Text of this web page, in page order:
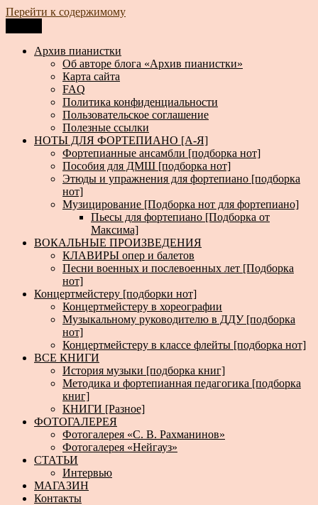
Перейти к содержимому
Архив пианистки
Всё для пианистов: ноты, книги, музыка, статьи…
Архив пианистки
Об авторе блога «Архив пианистки»
Карта сайта
FAQ
Политика конфиденциальности
Пользовательское соглашение
Полезные ссылки
НОТЫ ДЛЯ ФОРТЕПИАНО [А-Я]
Фортепианные ансамбли [подборка нот]
Пособия для ДМШ [подборка нот]
Этюды и упражнения для фортепиано [подборка
нот]
Музицирование [Подборка нот для фортепиано]
Пьесы для фортепиано [Подборка от
Максима]
ВОКАЛЬНЫЕ ПРОИЗВЕДЕНИЯ
КЛАВИРЫ опер и балетов
Песни военных и послевоенных лет [Подборка
нот]
Концертмейстеру [подборки нот]
Концертмейстеру в хореографии
Музыкальному руководителю в ДДУ [подборка
нот]
Концертмейстеру в классе флейты [подборка нот]
ВСЕ КНИГИ
История музыки [подборка книг]
Методика и фортепианная педагогика [подборка
книг]
КНИГИ [Разное]
ФОТОГАЛЕРЕЯ
Фотогалерея «С. В. Рахманинов»
Фотогалерея «Нейгауз»
СТАТЬИ
Интервью
МАГАЗИН
Контакты